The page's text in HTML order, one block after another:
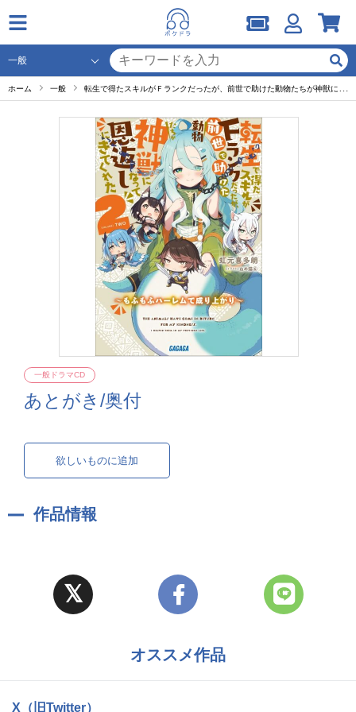
ホーム 一般 転生で得たスキルがＦランクだったが、前世で助けた動物たちが神獣になって恩返しにきてくれた ２ ～もふもふハーレムで成り上がり～（ガガガ文庫）
あとがき/奥付
一般ドラマCD
欲しいものに追加
作品情報
オススメ作品
X（旧Twitter）